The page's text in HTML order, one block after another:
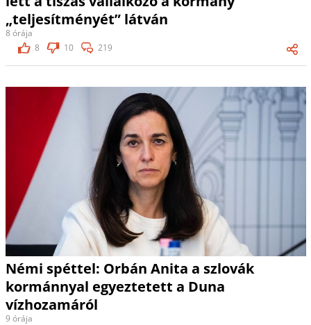
„teljesítményét” látván
8 órája
8
10 219
Némi spéttel: Orbán Anita a szlovák
kormánnyal egyeztetett a Duna
vízhozamáról
9 órája